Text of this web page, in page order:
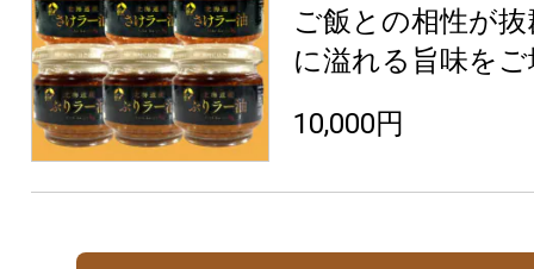
ご飯との相性が
に溢れる旨味を
10,000円